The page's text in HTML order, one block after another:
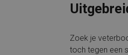
Zoek je
toch tegen een